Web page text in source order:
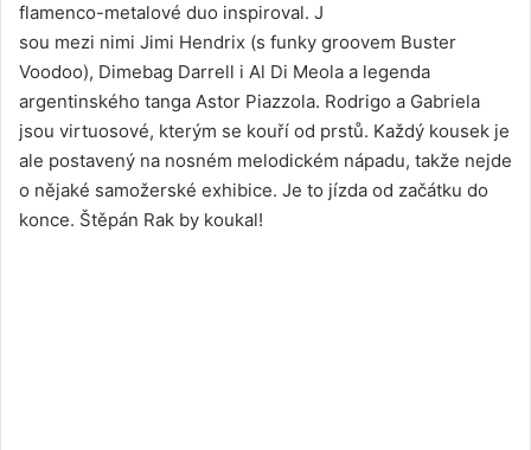
flamenco-metalové duo inspiroval. J
sou mezi nimi Jimi Hendrix (s funky groovem Buster
Voodoo), Dimebag Darrell i Al Di Meola a legenda
argentinského tanga Astor Piazzola. Rodrigo a Gabriela
jsou virtuosové, kterým se kouří od prstů. Každý kousek je
ale postavený na nosném melodickém nápadu, takže nejde
o nějaké samožerské exhibice. Je to jízda od začátku do
konce. Štěpán Rak by koukal!